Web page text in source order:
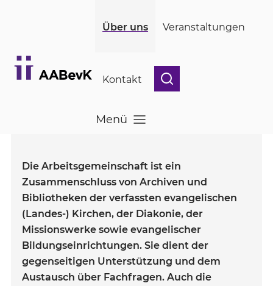
Über uns Veranstaltungen
Kontakt
Menü
Menü öffnen
Die Arbeitsgemeinschaft ist ein
Zusammenschluss von Archiven und
Bibliotheken der verfassten evangelischen
(Landes-) Kirchen, der Diakonie, der
Missionswerke sowie evangelischer
Bildungseinrichtungen. Sie dient der
gegenseitigen Unterstützung und dem
Austausch über Fachfragen. Auch die